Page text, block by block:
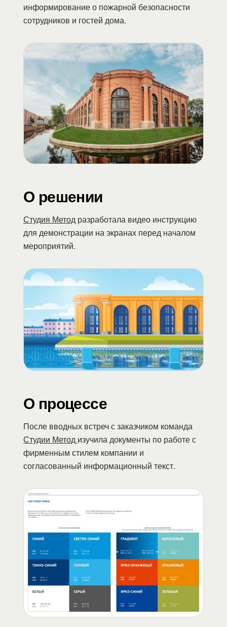
информирование о пожарной безопасности
сотрудников и гостей дома.
О решении
Студия Метод разработала видео инструкцию
для демонстрации на экранах перед началом
мероприятий.
О процессе
После вводных встреч с заказчиком команда
Студии Метод изучила документы по работе с
фирменным стилем компании и
согласованный информационный текст.